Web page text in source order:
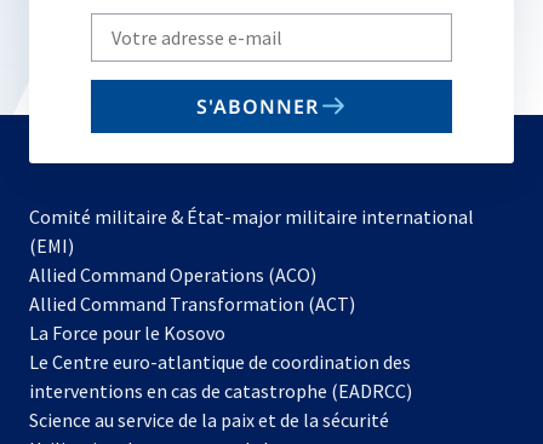
Write
your
email
S'ABONNER
Comité militaire & État-major militaire international
(EMI)
Allied Command Operations (ACO)
dans
nouvel
onglet
Allied Command Transformation (ACT)
La Force pour le Kosovo
dans
un
nouvel
Le Centre euro-atlantique de coordination des
interventions en cas de catastrophe (EADRCC)
Science au service de la paix et de la sécurité